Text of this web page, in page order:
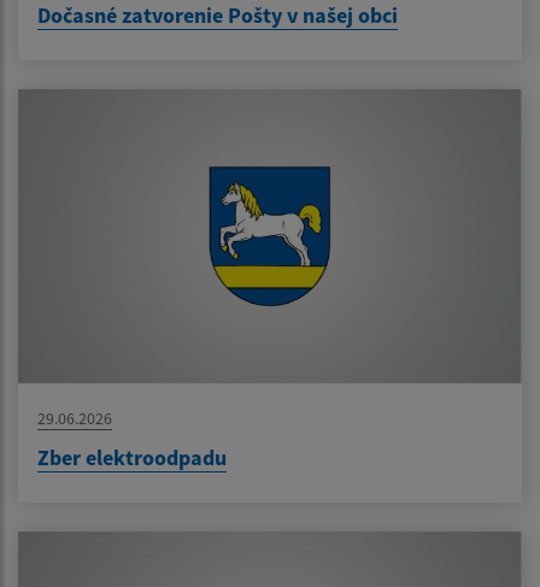
Dočasné zatvorenie Pošty v našej obci
29.06.2026
Zber elektroodpadu